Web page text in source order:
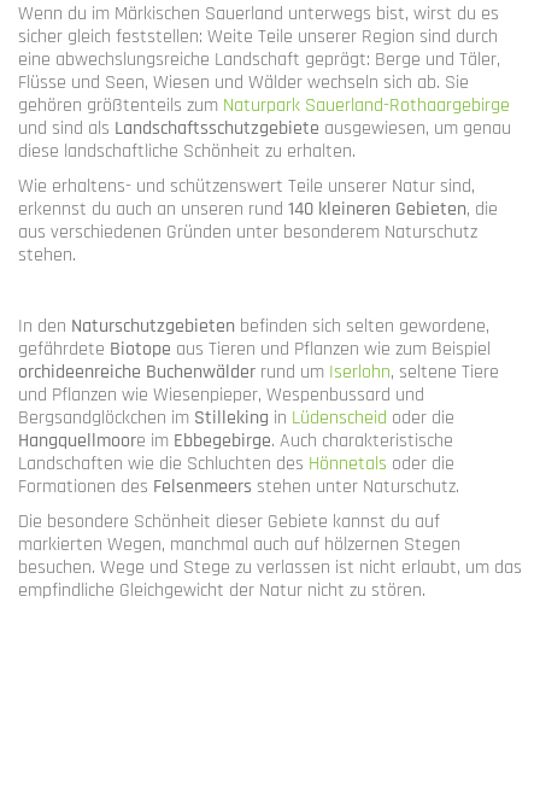
Wenn du im Märkischen Sauerland unterwegs bist, wirst du es
sicher gleich feststellen: Weite Teile unserer Region sind durch
eine abwechslungsreiche Landschaft geprägt: Berge und Täler,
Flüsse und Seen, Wiesen und Wälder wechseln sich ab. Sie
gehören größtenteils zum Naturpark Sauerland-Rothaargebirge
und sind als Landschaftsschutzgebiete ausgewiesen, um genau
diese landschaftliche Schönheit zu erhalten.
Wie erhaltens- und schützenswert Teile unserer Natur sind,
erkennst du auch an unseren rund 140 kleineren Gebieten, die
aus verschiedenen Gründen unter besonderem Naturschutz
stehen.
In den Naturschutzgebieten befinden sich selten gewordene,
gefährdete Biotope aus Tieren und Pflanzen wie zum Beispiel
orchideenreiche Buchenwälder rund um Iserlohn, seltene Tiere
und Pflanzen wie Wiesenpieper, Wespenbussard und
Bergsandglöckchen im Stilleking in Lüdenscheid oder die
Hangquellmoore im Ebbegebirge. Auch charakteristische
Landschaften wie die Schluchten des Hönnetals oder die
Formationen des Felsenmeers stehen unter Naturschutz.
Die besondere Schönheit dieser Gebiete kannst du auf
markierten Wegen, manchmal auch auf hölzernen Stegen
besuchen. Wege und Stege zu verlassen ist nicht erlaubt, um das
empfindliche Gleichgewicht der Natur nicht zu stören.